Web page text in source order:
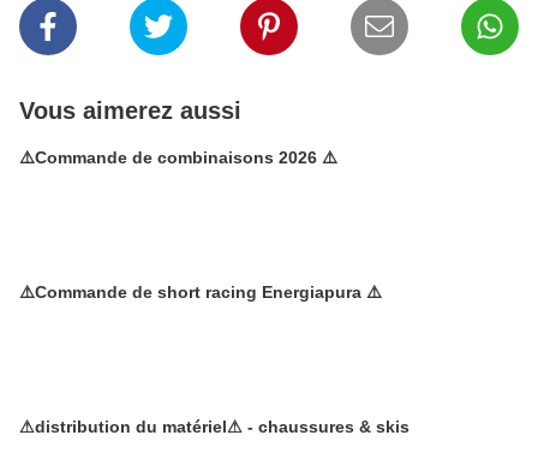
Vous aimerez aussi
⚠️Commande de combinaisons 2026 ⚠️
⚠️Commande de short racing Energiapura ⚠️
⚠distribution du matériel⚠ - chaussures & skis